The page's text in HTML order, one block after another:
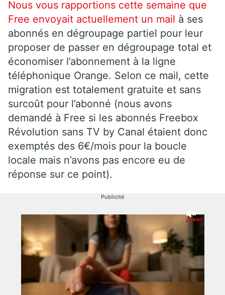
Nous vous rapportions cette semaine que
Free envoyait actuellement un mail à ses
abonnés en dégroupage partiel pour leur
proposer de passer en dégroupage total et
économiser l’abonnement à la ligne
téléphonique Orange. Selon ce mail, cette
migration est totalement gratuite et sans
surcoût pour l’abonné (nous avons
demandé à Free si les abonnés Freebox
Révolution sans TV by Canal étaient donc
exemptés des 6€/mois pour la boucle
locale mais n’avons pas encore eu de
réponse sur ce point).
Publicité